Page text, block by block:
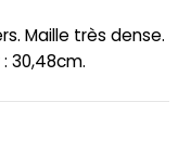
Maille très dense.
30,48cm.